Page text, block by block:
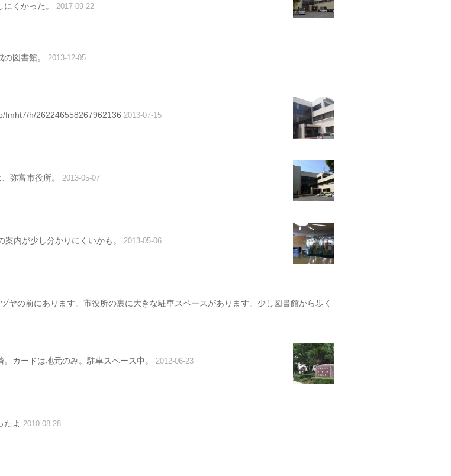
くかった。
2017-09-22
図書館。 2013-12-05
fmht7/h/262246558267962136 2013-07-15
弥富市役所。 2013-05-07
内が少し分かりにくいかも。 2013-05-06
ヤの前にあります。市役所の裏に大きな駐車スペースがあります。少し図書館から歩く
カードは地元のみ。駐車スペース中。 2012-06-23
たよ 2010-08-28